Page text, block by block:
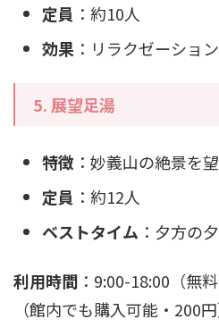
定員 ：約10人
効果 ：リラクゼーショ
5. 展望足湯
特徴 ：妙義山の絶景を
定員 ：約12人
ベストタイム ：夕方の
利用時間 ：9:00-18:00（無料
（館内でも購入可能・200円